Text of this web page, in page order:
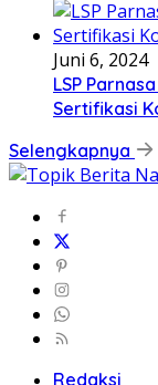
Juni 6, 2024
LSP
Sertifikasi
Selengkapnya
Redaksi